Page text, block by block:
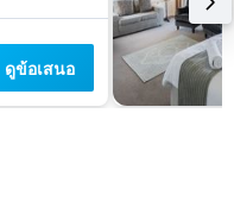
ดูข้อเสนอ